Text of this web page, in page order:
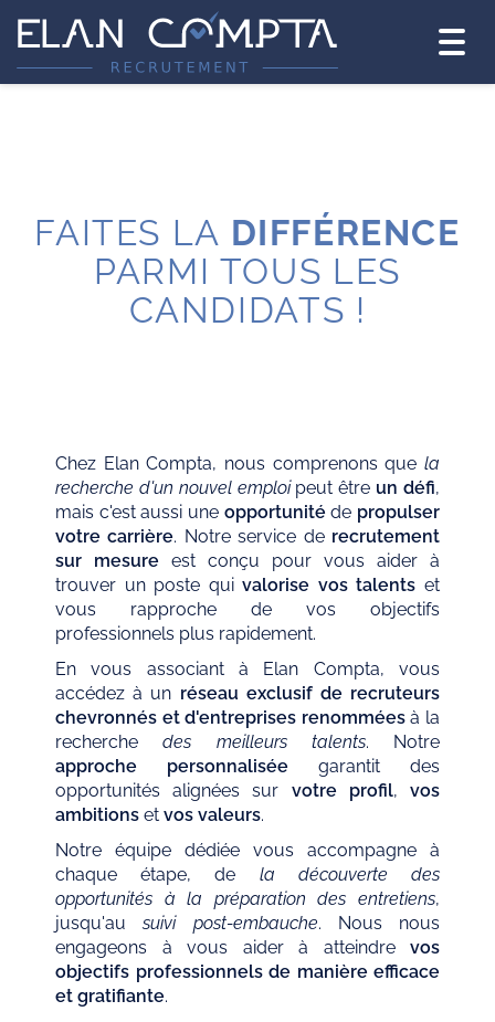
FAITES LA DIFFÉRENCE
PARMI TOUS LES
CANDIDATS !
Chez Elan Compta, nous comprenons que la
recherche d'un nouvel emploipeut être un défi,
mais c'est aussi une opportunitéde propulser
votre carrière. Notre service de recrutement
sur mesure est conçu pour vous aider à
trouver un poste quivalorise vos talents et
vous rapproche de vos objectifs
professionnels plus rapidement.
En vous associant à Elan Compta, vous
accédez à un réseau exclusif de recruteurs
chevronnés et d'entreprises renomméesà la
recherchedes meilleurs talents. Notre
approche personnalisée garantit des
opportunités alignées sur votre profil,vos
ambitions et vos valeurs.
Notre équipe dédiée vous accompagne à
chaque étape, de la découverte des
opportunités à la préparation des entretiens,
jusqu'ausuivi post-embauche. Nous nous
engageons à vous aider à atteindre vos
objectifs professionnels de manière efficace
et gratifiante.